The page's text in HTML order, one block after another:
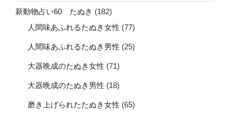
新動物占い60 たぬき (182)
人間味あふれるたぬき女性 (77)
人間味あふれるたぬき男性 (25)
大器晩成のたぬき女性 (71)
大器晩成のたぬき男性 (18)
磨き上げられたたぬき女性 (65)